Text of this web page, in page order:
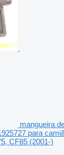
mangueira
para
CF85 (2001-)